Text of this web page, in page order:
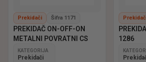
Prekidači Šifra 1171
PREKIDAČ ON-OFF-ON
METALNI POVRATNI CS
KATEGORIJA
Prekidači
1286